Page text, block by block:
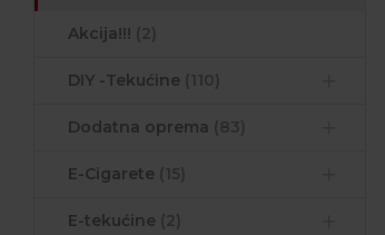
Akcija!!!
DIY -Tekućine
Dodatna oprema
E-Cigarete
E-tekućine